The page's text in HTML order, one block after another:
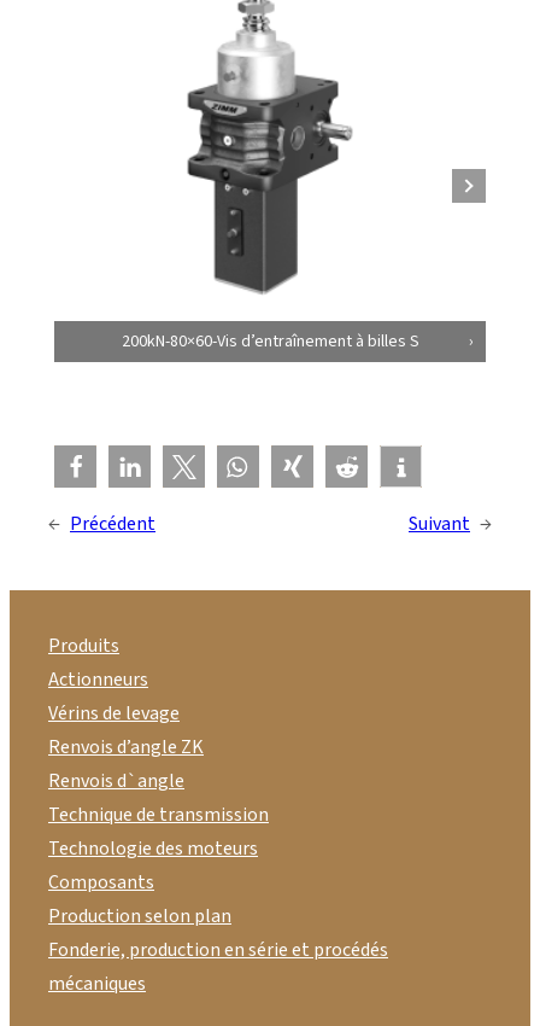
200kN-80×60-Vis d’entraînement à billes S
← Précédent Suivant →
Produits
Actionneurs
Vérins de levage
Renvois d’angle ZK
Renvois d`angle
Technique de transmission
Technologie des moteurs
Composants
Production selon plan
Fonderie, production en série et procédés
mécaniques